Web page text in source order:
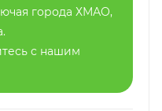
города ХМАО,
с нашим